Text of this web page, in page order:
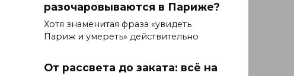
разочаровываются в Париже?
Хотя знаменитая фраза «увидеть
Париж и умереть» действительно
От рассвета до заката: всё на